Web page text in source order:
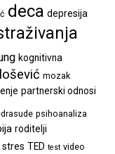
deca depresija
kognitivna
mozak
partnerski odnosi
psihoanaliza
roditelji
stres TED test video